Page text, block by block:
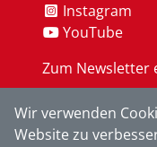
Instagram
YouTube
Zum Newsletter
Wir verwenden
Website zu